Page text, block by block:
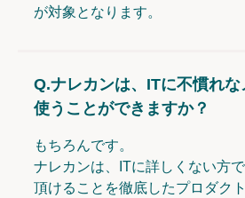
が対象となります。
Q.ナレカンは、ITに不慣れ
使うことができますか？
もちろんです。
ナレカンは、ITに詳しくない方
頂けることを徹底したプロダクト